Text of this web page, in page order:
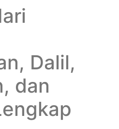
Dalil,
dan